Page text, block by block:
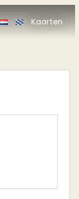
Kaarten